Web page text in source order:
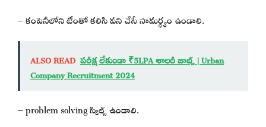
– కంపెనీలోని టీంతో కలిసి పని చేసే సామర్ధ్యం ఉండాలి.
ALSO READ పరీక్ష లేకుండా ₹5LPA శాలరీ జాబ్స్ | Urban
Company Recruitment 2024
– problem solving స్కిల్స్ ఉండాలి.